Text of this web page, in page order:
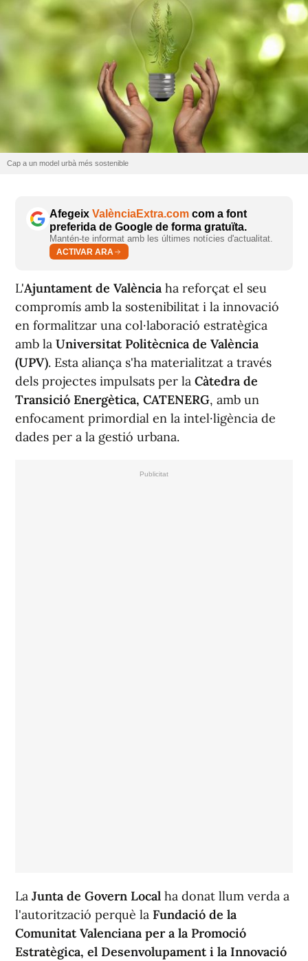
Cap a un model urbà més sostenible
Afegeix ValènciaExtra.com com a font
preferida de Google de forma gratuïta.
Mantén-te informat amb les últimes notícies d'actualitat.
ACTIVAR ARA
L'Ajuntament de València ha reforçat el seu
compromís amb la sostenibilitat i la innovació
en formalitzar una col·laboració estratègica
amb la Universitat Politècnica de València
(UPV). Esta aliança s'ha materialitzat a través
dels projectes impulsats per la Càtedra de
Transició Energètica, CATENERG, amb un
enfocament primordial en la intel·ligència de
dades per a la gestió urbana.
La Junta de Govern Local ha donat llum verda a
l'autorització perquè la Fundació de la
Comunitat Valenciana per a la Promoció
Estratègica, el Desenvolupament i la Innovació